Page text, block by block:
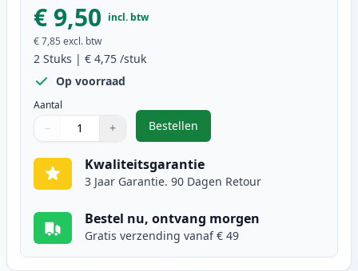
€ 9,50 incl. btw
€ 7,85 excl. btw
2 Stuks | € 4,75 /stuk
Op voorraad
Aantal
Gebruik de knoppen om aan te passen
− +
1
Bestellen
,2 stuks Canon CLI-521Y
Kwaliteitsgarantie
3 Jaar Garantie. 90 Dagen Retour
Bestel nu, ontvang morgen
Gratis verzending vanaf € 49